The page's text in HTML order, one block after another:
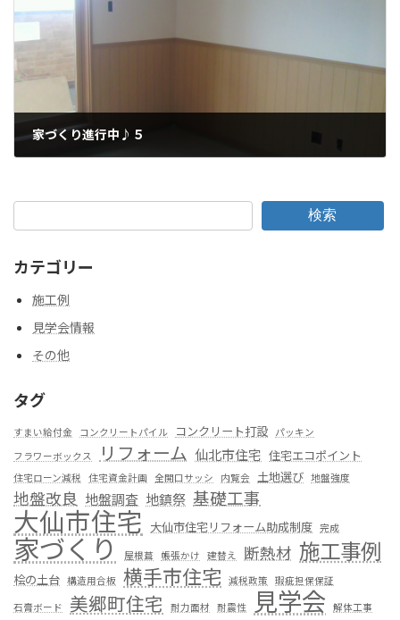
家づくり進行中♪５
検索
カテゴリー
施工例
見学会情報
その他
タグ
すまい給付金 コンクリートパイル コンクリート打設 パッキン
フラワーボックス
リフォーム 仙北市住宅 住宅エコポイント
住宅ローン減税 住宅資金計画 全開口サッシ 内覧会 土地選び 地盤強度
地盤改良 地盤調査 地鎮祭 基礎工事
大仙市住宅 大仙市住宅リフォーム助成制度 完成
家づくり 屋根葺 帳張かけ 建替え 断熱材 施工事例
桧の土台 構造用合板 横手市住宅 減税政策 瑕疵担保保証
石膏ボード
美郷町住宅 耐力面材 耐震性 見学会 解体工事